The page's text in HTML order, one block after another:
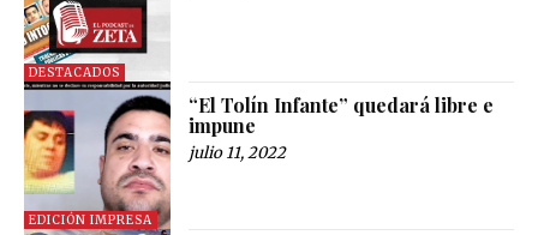
DESTACADOS
EDICIÓN IMPRESA
“El Tolín Infante” quedará libre e
impune
julio 11, 2022